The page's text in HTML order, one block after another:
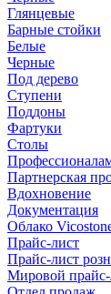
Глянцевые
Барные стойки
Белые
Черные
Под дерево
Ступени
Поддоны
Фартуки
Столы
Партнерская
Вдохновение
Документация
Облако
Прайс-лист
Прайс-лист
Мировой прайс-